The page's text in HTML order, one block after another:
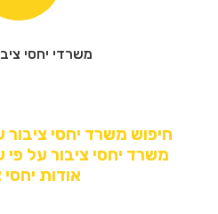
משרדי יחסי
חיפוש משרד יחסי ציבור
משרד יחסי ציבור על פי
אודות יחסי